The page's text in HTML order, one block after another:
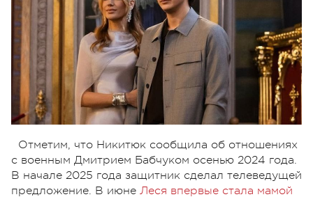
Отметим, что Никитюк сообщила об отношениях
с военным Дмитрием Бабчуком осенью 2024 года.
В начале 2025 года защитник сделал телеведущей
предложение. В июне Леся впервые стала мамой